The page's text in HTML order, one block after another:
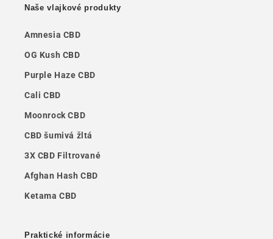
Naše vlajkové produkty
Amnesia CBD
OG Kush CBD
Purple Haze CBD
Cali CBD
Moonrock CBD
CBD šumivá žltá
3X CBD Filtrované
Afghan Hash CBD
Ketama CBD
Praktické informácie